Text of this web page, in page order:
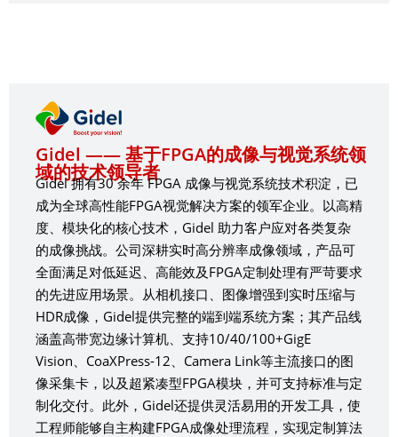
Gidel —— 基于FPGA的成像与视觉系统领
域的技术领导者
Gidel 拥有30 余年 FPGA 成像与视觉系统技术积淀，已
成为全球高性能FPGA视觉解决方案的领军企业。以高精
度、模块化的核心技术，Gidel 助力客户应对各类复杂
的成像挑战。公司深耕实时高分辨率成像领域，产品可
全面满足对低延迟、高能效及FPGA定制处理有严苛要求
的先进应用场景。从相机接口、图像增强到实时压缩与
HDR成像，Gidel提供完整的端到端系统方案；其产品线
涵盖高带宽边缘计算机、支持10/40/100+GigE
Vision、CoaXPress-12、Camera Link等主流接口的图
像采集卡，以及超紧凑型FPGA模块，并可支持标准与定
制化交付。此外，Gidel还提供灵活易用的开发工具，使
工程师能够自主构建FPGA成像处理流程，实现定制算法